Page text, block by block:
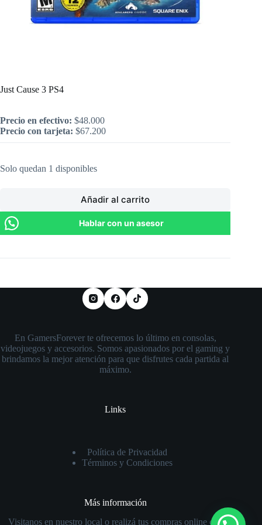
Just Cause 3 PS4
Precio en efectivo: $48.000
Precio con tarjeta: $67.200
Solo quedan 1 disponibles
Añadir al carrito
Hablar con un asesor
En GamersForever te ofrecemos lo último en consolas,
videojuegos y accesorios. Somos apasionados por el gaming y
brindamos la mejor atención para que disfrutes cada partida al
máximo.
Links
Política de Privacidad
Términos y Condiciones
Más información
Visitanos en nuestro local o realizá tus compras online con